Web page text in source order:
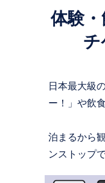
体験・
チ
日本最大級
ー！」や飲
泊まるから
ンストップ